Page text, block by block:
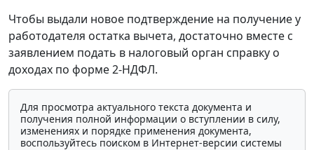
Чтобы выдали новое подтверждение на получение у
работодателя остатка вычета, достаточно вместе с
заявлением подать в налоговый орган справку о
доходах по форме 2-НДФЛ.
Для просмотра актуального текста документа и
получения полной информации о вступлении в силу,
изменениях и порядке применения документа,
воспользуйтесь поиском в Интернет-версии системы